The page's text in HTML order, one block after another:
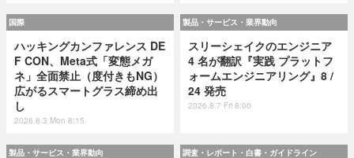
国際
ハッキングカンファレンス DE
F CON、Meta式「変態メガ
ネ」全面禁止（度付きもNG）
広がるスマートグラス締め出
し
2026.8.3 Mon 8:15
製品・サービス・業界動向
スリーシェイクのエンジニア
4 名が翻訳『実践 プラットフ
ォームエンジニアリング』8 /
24 発売
2026.8.7 Fri 8:00
製品・サービス・業界動向 調査・レポート・白書・ガイドライン